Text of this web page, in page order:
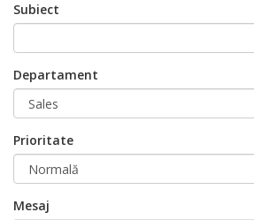
Subiect
Departament
Prioritate
Mesaj